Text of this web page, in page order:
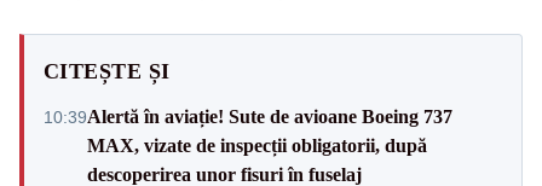
CITEȘTE ȘI
10:39Alertă în aviație! Sute de avioane Boeing 737
MAX, vizate de inspecții obligatorii, după
descoperirea unor fisuri în fuselaj